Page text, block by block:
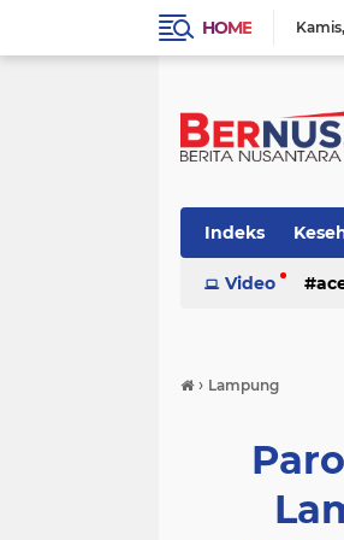
HOME Kamis
Indeks
nasional
Video
› Lampung